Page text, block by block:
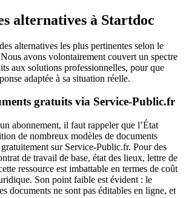
alternatives à Startdoc
alternatives les plus pertinentes selon le
avons volontairement couvert un spectre
aux solutions professionnelles, pour que
adaptée à sa situation réelle.
gratuits via Service-Public.fr
abonnement, il faut rappeler que l’État
de nombreux modèles de documents
sur Service-Public.fr. Pour des
de travail de base, état des lieux, lettre de
ressource est imbattable en termes de coût
Son point faible est évident : le
documents ne sont pas éditables en ligne, et